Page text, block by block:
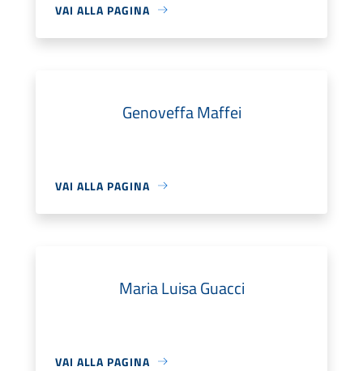
VAI ALLA PAGINA
Genoveffa Maffei
VAI ALLA PAGINA
Maria Luisa Guacci
VAI ALLA PAGINA